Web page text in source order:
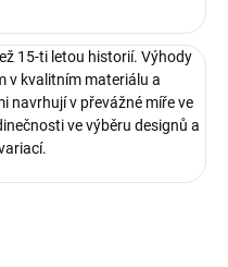
15-ti letou historií. Výhody
v kvalitním materiálu a
navrhují v převážné míře ve
ve výběru designů a